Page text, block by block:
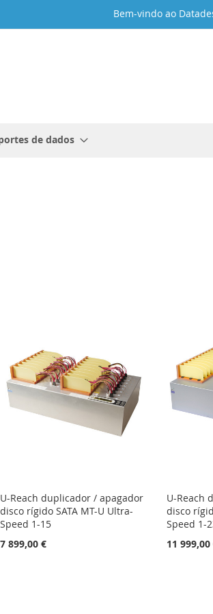
Bem-vindo ao
de dados
U-Reach duplicador / apagador
disco rígido SATA MT-U Ultra-
Speed 1-15
7 899,00 €
U-Reach
disco
Speed 1-
11 999,00